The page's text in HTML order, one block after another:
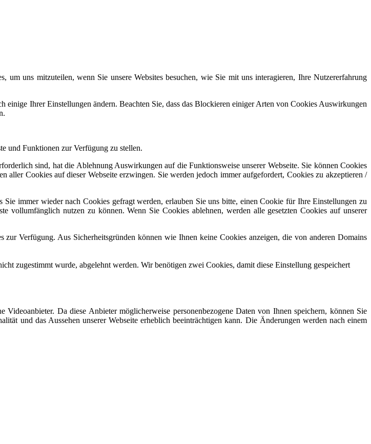
uns mitzuteilen, wenn Sie unsere Websites besuchen, wie Sie mit uns interagieren, Ihre Nutzererfahrung
Ihrer Einstellungen ändern. Beachten Sie, dass das Blockieren einiger Arten von Cookies Auswirkungen
und Funktionen zur Verfügung zu stellen.
sind, hat die Ablehnung Auswirkungen auf die Funktionsweise unserer Webseite. Sie können Cookies
Cookies auf dieser Webseite erzwingen. Sie werden jedoch immer aufgefordert, Cookies zu akzeptieren /
immer wieder nach Cookies gefragt werden, erlauben Sie uns bitte, einen Cookie für Ihre Einstellungen zu
vollumfänglich nutzen zu können. Wenn Sie Cookies ablehnen, werden alle gesetzten Cookies auf unserer
Verfügung. Aus Sicherheitsgründen können wie Ihnen keine Cookies anzeigen, die von anderen Domains
zugestimmt wurde, abgelehnt werden. Wir benötigen zwei Cookies, damit diese Einstellung gespeichert
Da diese Anbieter möglicherweise personenbezogene Daten von Ihnen speichern, können Sie
und das Aussehen unserer Webseite erheblich beeinträchtigen kann. Die Änderungen werden nach einem